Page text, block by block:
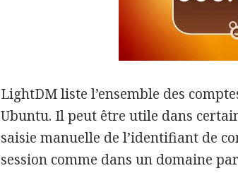
LightDM liste l’ensemble des
Ubuntu. Il peut être utile dans
saisie manuelle de l’identifiant de
session comme dans un domaine